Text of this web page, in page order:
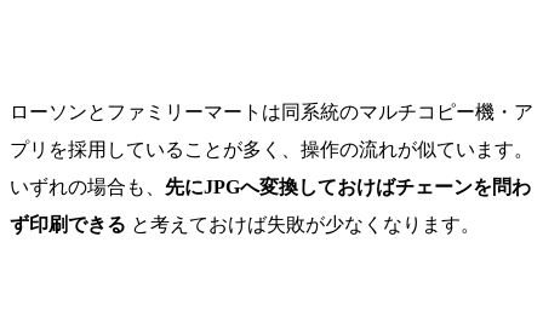
ローソンとファミリーマートは同系統のマルチコピー機・ア
プリを採用していることが多く、操作の流れが似ています。
いずれの場合も、 先にJPGへ変換しておけばチェーンを問わ
ず印刷できる と考えておけば失敗が少なくなります。